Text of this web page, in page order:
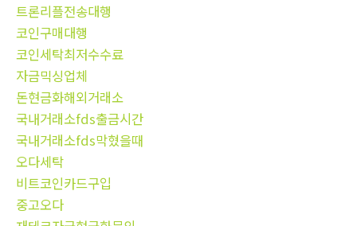
트론리플전송대행
코인구매대행
코인세탁최저수수료
자금믹싱업체
돈현금화해외거래소
국내거래소fds출금시간
국내거래소fds막혔을때
오다세탁
비트코인카드구입
중고오다